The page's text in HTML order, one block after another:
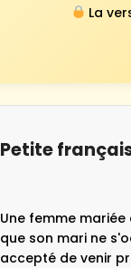
La
Petite
Une femme
que son mari ne
accepté de venir